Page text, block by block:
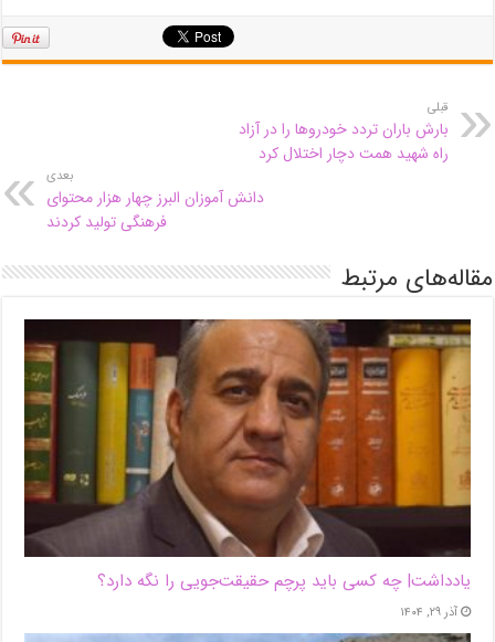
قبلی
بارش باران تردد خودروها را در آزاد
راه شهید همت دچار اختلال کرد
بعدی
دانش آموزان البرز چهار هزار محتوای
فرهنگی تولید کردند
مقاله‌های مرتبط
یادداشت| ‌چه کسی باید پرچم حقیقت‌جویی را نگه دارد؟
آذر ۲۹, ۱۴۰۴